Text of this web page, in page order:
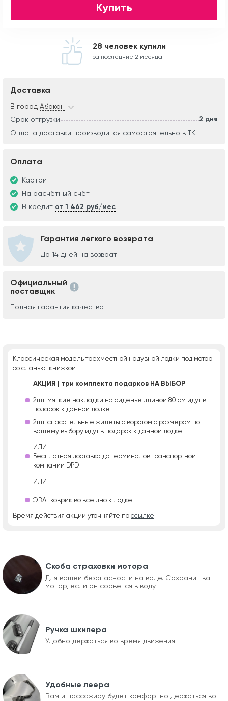
Купить
28 человек купили
за последние 2 месяца
Доставка
В город Абакан
Срок отгрузки
2 дня
Оплата доставки производится самостоятельно в ТК
Оплата
Картой
На расчётный счёт
В кредит от 1 462 руб/мес
Гарантия легкого возврата
До 14 дней на возврат
Официальный
поставщик
Полная гарантия качества
Классическая модель трехместной надувной лодки под мотор
со сланью-книжкой
АКЦИЯ | три комплекта подарков НА ВЫБОР
2шт. мягкие накладки на сиденье длиной 80 см идут в
подарок к данной лодке
2шт. спасательные жилеты с воротом с размером по
вашему выбору идут в подарок к данной лодке
ИЛИ
Бесплатная доставка до терминалов транспортной
компании DPD
ИЛИ
ЭВА-коврик во все дно к лодке
Время действия акции уточняйте по ссылке
Скоба страховки мотора
Для вашей безопасности на воде. Сохранит ваш
мотор, если он сорвется в воду
Ручка шкипера
Удобно держаться во время движения
Удобные леера
Вам и пассажиру будет комфортно держаться во